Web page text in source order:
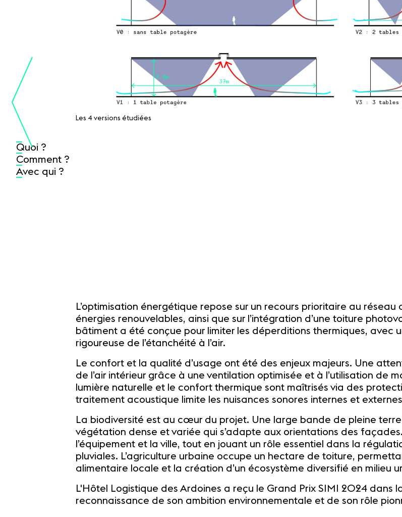
Les 4 versions étudiées
L’optimisation énergétique repose sur un recours prioritaire au réseau
énergies renouvelables, ainsi que sur l’intégration d’une toiture
bâtiment a été conçue pour limiter les déperditions thermiques, avec
rigoureuse de l’étanchéité à l’air.
Le confort et la qualité d’usage ont été des enjeux majeurs. Une
de l’air intérieur grâce à une ventilation optimisée et à l’utilisation de
lumière naturelle et le confort thermique sont maîtrisés via des
traitement acoustique limite les nuisances sonores internes et
La biodiversité est au cœur du projet. Une large bande de pleine
végétation dense et variée qui s’adapte aux orientations des
l’équipement et la ville, tout en jouant un rôle essentiel dans la
pluviales. L’agriculture urbaine occupe un hectare de toiture,
alimentaire locale et la création d’un écosystème diversifié en milieu
L'Hôtel Logistique des Ardoines a reçu le Grand Prix SIMI 2024 dans
reconnaissance de son ambition environnementale et de son rôle
Quoi ?
Comment ?
Avec qui ?